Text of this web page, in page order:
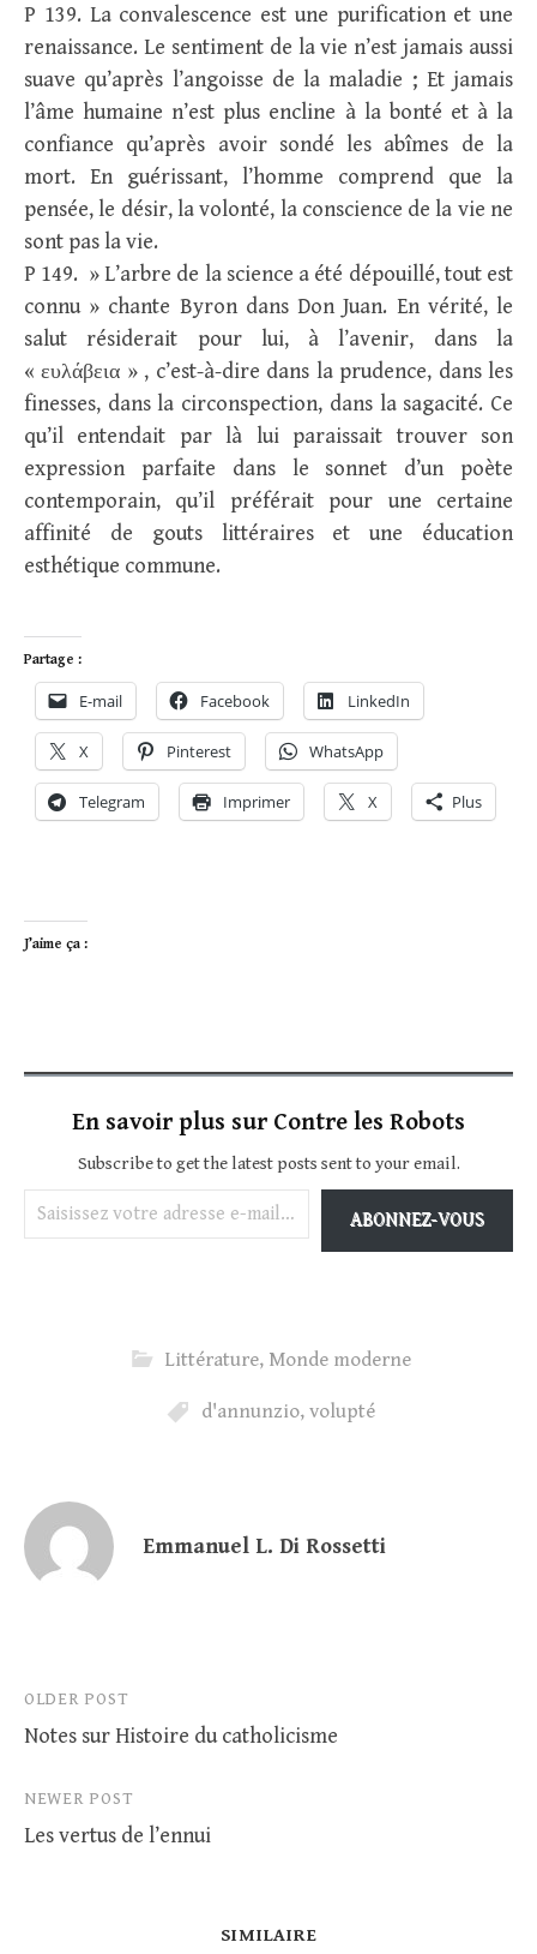
P 139. La convalescence est une purification et une
renaissance. Le sentiment de la vie n’est jamais aussi
suave qu’après l’angoisse de la maladie ; Et jamais
l’âme humaine n’est plus encline à la bonté et à la
confiance qu’après avoir sondé les abîmes de la
mort. En guérissant, l’homme comprend que la
pensée, le désir, la volonté, la conscience de la vie ne
sont pas la vie.
P 149. » L’arbre de la science a été dépouillé, tout est
connu » chante Byron dans Don Juan. En vérité, le
salut résiderait pour lui, à l’avenir, dans la
« ευλάβεια » , c’est-à-dire dans la prudence, dans les
finesses, dans la circonspection, dans la sagacité. Ce
qu’il entendait par là lui paraissait trouver son
expression parfaite dans le sonnet d’un poète
contemporain, qu’il préférait pour une certaine
affinité de gouts littéraires et une éducation
esthétique commune.
Partage :
E-mail Facebook LinkedIn
X Pinterest WhatsApp
Telegram Imprimer X Plus
J’aime ça :
En savoir plus sur Contre les Robots
Subscribe to get the latest posts sent to your email.
Saisissez votre adresse e-mail…
ABONNEZ-VOUS
Littérature, Monde moderne
d'annunzio, volupté
Emmanuel L. Di Rossetti
Post
navigation
OLDER POST
Notes sur Histoire du catholicisme
NEWER POST
Les vertus de l’ennui
SIMILAIRE